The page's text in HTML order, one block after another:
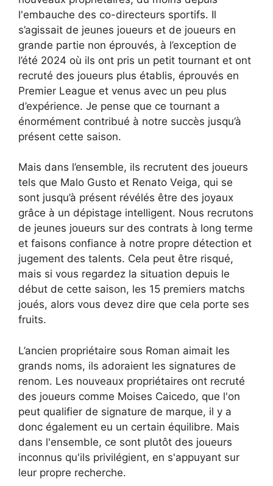
l'embauche des co-directeurs sportifs. Il
s’agissait de jeunes joueurs et de joueurs en
grande partie non éprouvés, à l’exception de
l’été 2024 où ils ont pris un petit tournant et ont
recruté des joueurs plus établis, éprouvés en
Premier League et venus avec un peu plus
d’expérience. Je pense que ce tournant a
énormément contribué à notre succès jusqu’à
présent cette saison.
Mais dans l’ensemble, ils recrutent des joueurs
tels que Malo Gusto et Renato Veiga, qui se
sont jusqu’à présent révélés être des joyaux
grâce à un dépistage intelligent. Nous recrutons
de jeunes joueurs sur des contrats à long terme
et faisons confiance à notre propre détection et
jugement des talents. Cela peut être risqué,
mais si vous regardez la situation depuis le
début de cette saison, les 15 premiers matchs
joués, alors vous devez dire que cela porte ses
fruits.
L’ancien propriétaire sous Roman aimait les
grands noms, ils adoraient les signatures de
renom. Les nouveaux propriétaires ont recruté
des joueurs comme Moises Caicedo, que l'on
peut qualifier de signature de marque, il y a
donc également eu un certain équilibre. Mais
dans l'ensemble, ce sont plutôt des joueurs
inconnus qu'ils privilégient, en s'appuyant sur
leur propre recherche.